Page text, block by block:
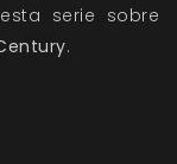
serie sobre
.